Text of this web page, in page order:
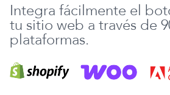
Integra fácilmente el
tu sitio web a través de
plataformas.